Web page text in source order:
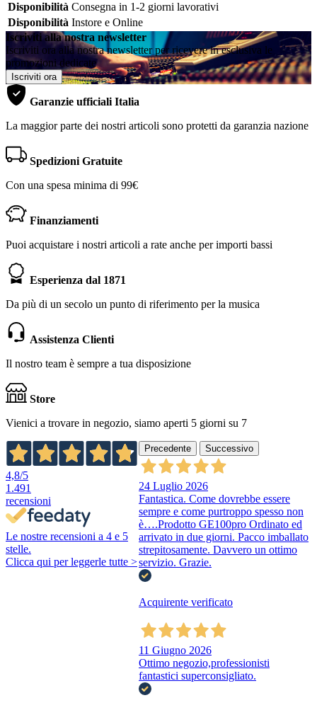
Disponibilità Consegna in 1-2 giorni lavorativi
Disponibilità Instore e Online
Iscriviti alla nostra newsletter
Iscriviti ora alla nostra newsletter per ricevere in esclusiva le
promozioni dedicate
Iscriviti ora
Garanzie ufficiali Italia
La maggior parte dei nostri articoli sono protetti da garanzia nazione
Spedizioni Gratuite
Con una spesa minima di 99€
Finanziamenti
Puoi acquistare i nostri articoli a rate anche per importi bassi
Esperienza dal 1871
Da più di un secolo un punto di riferimento per la musica
Assistenza Clienti
Il nostro team è sempre a tua disposizione
Store
Vienici a trovare in negozio, siamo aperti 5 giorni su 7
4,8/5
1.491
recensioni
Le nostre recensioni a 4 e 5
stelle.
Clicca qui per leggerle tutte >
Precedente Successivo
24 Luglio 2026
Fantastica. Come dovrebbe essere
sempre e come purtroppo spesso non
è….Prodotto GE100pro Ordinato ed
arrivato in due giorni. Pacco imballato
strepitosamente. Davvero un ottimo
servizio. Grazie.
Acquirente verificato
11 Giugno 2026
Ottimo negozio,professionisti
fantastici superconsigliato.